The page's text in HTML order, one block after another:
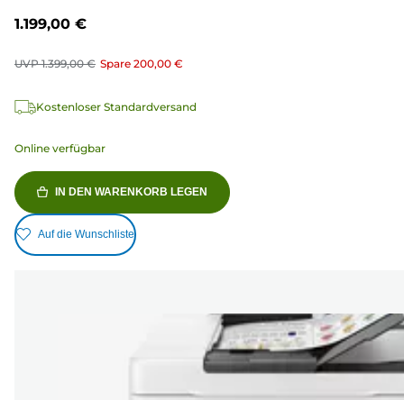
1.199,00 €
UVP1.399,00 € Spare 200,00 €
Kostenloser Standardversand
Online verfügbar
IN DEN WARENKORB LEGEN
Auf die Wunschliste